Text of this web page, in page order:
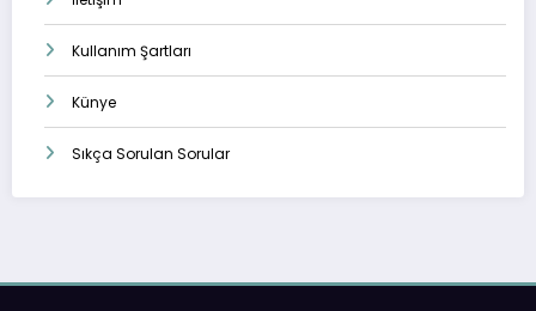
Kullanım Şartları
Künye
Sıkça Sorulan Sorular